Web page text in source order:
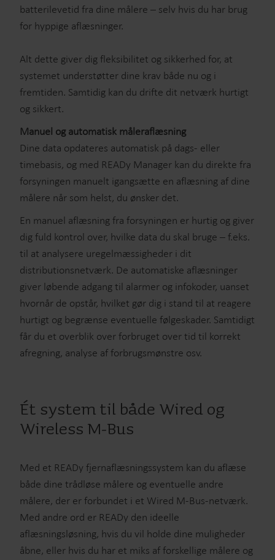
batterilevetid fra dine målere – selv hvis du har brug
for hyppige aflæsninger.
Alt dette giver dig fleksibilitet og sikkerhed for, at
systemet understøtter dine krav både nu og i
fremtiden. Samtidig kan du drifte dit netværk hurtigt
og sikkert.
Manuel og automatisk måleraflæsning
Dine data opdateres automatisk på dags- eller
timebasis, og med READy Manager kan du direkte fra
forsyningen manuelt igangsætte en aflæsning af dine
målere når som helst, du ønsker det.
En manuel aflæsning fra forsyningen er hurtig og giver
dig fuld kontrol over, hvilke data du skal bruge – f.eks.
til at analysere uregelmæssigheder i dit
distributionsnetværk. De automatiske aflæsninger
giver løbende adgang til alarmer og infokoder, uanset
hvornår de opstår, hvilket gør dig i stand til at reagere
hurtigt og begrænse eventuelle følgeskader. Samtidigt
får du et overblik over forbruget over tid til korrekt
afregning, analyse af forbrugsmønstre osv.
Ét system til både Wired og
Wireless M-Bus
Med et READy fjernaflæsningssystem kan du aflæse
både dine trådløse målere og eventuelle andre
målere, der er forbundet i et Wired M-Bus-netværk.
Med andre ord er READy den ideelle
aflæsningsløsning, hvis du vil holde dine muligheder
åbne, eller hvis du har et miks af forskellige målere og